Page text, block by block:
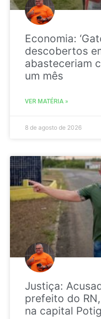
Economia:
descobertos
abasteceriam
um mês
VER MATÉRIA »
8 de agosto de 2026
Justiça:
prefeito do
na capital